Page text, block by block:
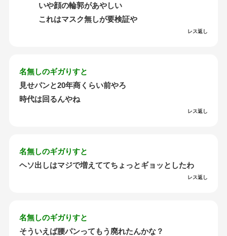
いや顔の輪郭があやしい
これはマスク無しが要検証や
レス返し
名無しのギガりすと
見せパンと20年商くらい前やろ
時代は回るんやね
レス返し
名無しのギガりすと
ヘソ出しはマジで増えててちょっとギョッとしたわ
レス返し
名無しのギガりすと
そういえば腰パンってもう廃れたんかな？